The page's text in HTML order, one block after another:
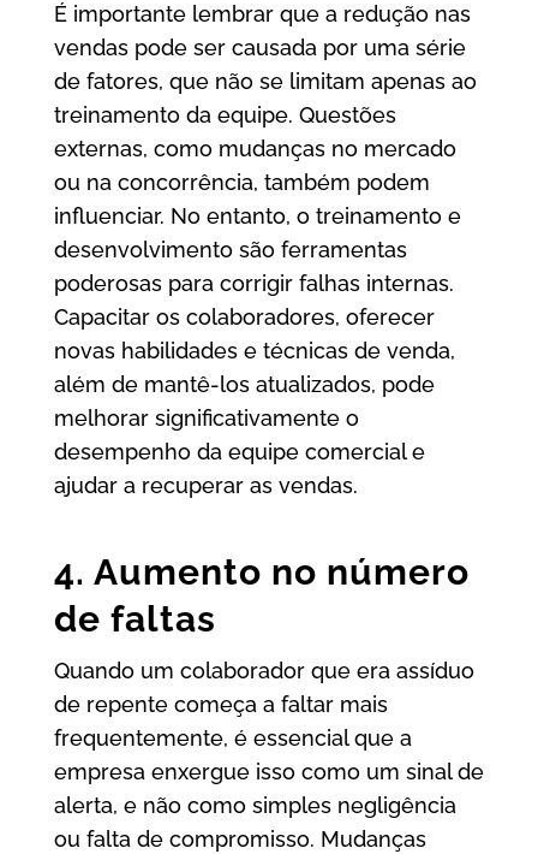
É importante lembrar que a redução nas
vendas pode ser causada por uma série
de fatores, que não se limitam apenas ao
treinamento da equipe. Questões
externas, como mudanças no mercado
ou na concorrência, também podem
influenciar. No entanto, o treinamento e
desenvolvimento são ferramentas
poderosas para corrigir falhas internas.
Capacitar os colaboradores, oferecer
novas habilidades e técnicas de venda,
além de mantê-los atualizados, pode
melhorar significativamente o
desempenho da equipe comercial e
ajudar a recuperar as vendas.
4. Aumento no número
de faltas
Quando um colaborador que era assíduo
de repente começa a faltar mais
frequentemente, é essencial que a
empresa enxergue isso como um sinal de
alerta, e não como simples negligência
ou falta de compromisso. Mudanças